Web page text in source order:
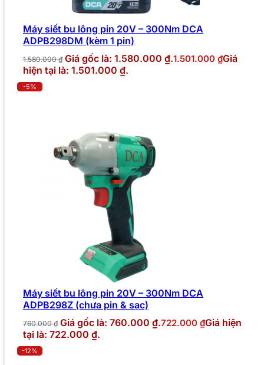
Máy siết bu lông pin 20V – 300Nm DCA
ADPB298DM (kèm 1 pin)
1.580.000₫ Giá gốc là: 1.580.000 ₫.1.501.000 ₫Giá
hiện tại là: 1.501.000 ₫.
-5%
Máy siết bu lông pin 20V – 300Nm DCA
ADPB298Z (chưa pin & sạc)
760.000₫ Giá gốc là: 760.000 ₫.722.000 ₫Giá hiện
tại là: 722.000 ₫.
-12%